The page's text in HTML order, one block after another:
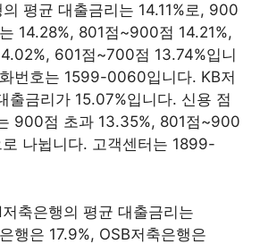
평균 대출금리는 14.11%로, 900
14.28%, 801점~900점 14.21%,
601점~700점 13.74%입니
번호는 1599-0060입니다. KB저
출금리가 15.07%입니다. 신용 점
900점 초과 13.35%, 801점~900
나뉩니다. 고객센터는 1899-
축은행의 평균 대출금리는
행은 17.9%, OSB저축은행은